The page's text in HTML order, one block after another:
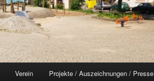
Verein Projekte / Auszeichnungen / Presse